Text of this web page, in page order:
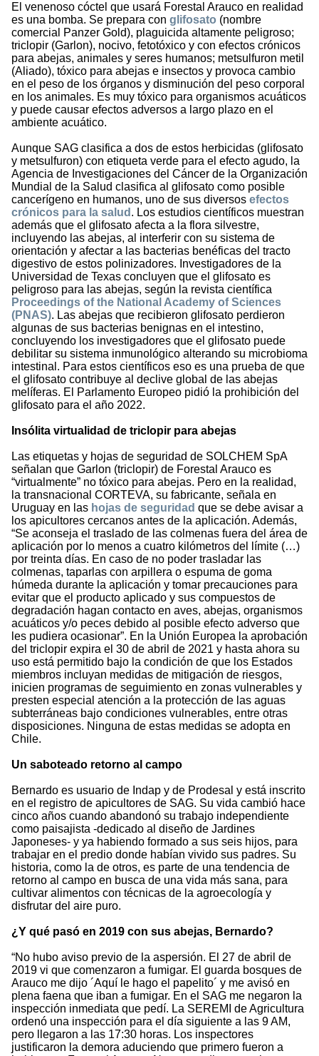
El venenoso cóctel que usará Forestal Arauco en realidad
es una bomba. Se prepara con glifosato (nombre
comercial Panzer Gold), plaguicida altamente peligroso;
triclopir (Garlon), nocivo, fetotóxico y con efectos crónicos
para abejas, animales y seres humanos; metsulfuron metil
(Aliado), tóxico para abejas e insectos y provoca cambio
en el peso de los órganos y disminución del peso corporal
en los animales. Es muy tóxico para organismos acuáticos
y puede causar efectos adversos a largo plazo en el
ambiente acuático.
Aunque SAG clasifica a dos de estos herbicidas (glifosato
y metsulfuron) con etiqueta verde para el efecto agudo, la
Agencia de Investigaciones del Cáncer de la Organización
Mundial de la Salud clasifica al glifosato como posible
cancerígeno en humanos, uno de sus diversos efectos
crónicos para la salud . Los estudios científicos muestran
además que el glifosato afecta a la flora silvestre,
incluyendo las abejas, al interferir con su sistema de
orientación y afectar a las bacterias benéficas del tracto
digestivo de estos polinizadores. Investigadores de la
Universidad de Texas concluyen que el glifosato es
peligroso para las abejas, según la revista científica
Proceedings of the National Academy of Sciences
(PNAS). Las abejas que recibieron glifosato perdieron
algunas de sus bacterias benignas en el intestino,
concluyendo los investigadores que el glifosato puede
debilitar su sistema inmunológico alterando su microbioma
intestinal. Para estos científicos eso es una prueba de que
el glifosato contribuye al declive global de las abejas
melíferas. El Parlamento Europeo pidió la prohibición del
glifosato para el año 2022.
Insólita virtualidad de triclopir para abejas
Las etiquetas y hojas de seguridad de SOLCHEM SpA
señalan que Garlon (triclopir) de Forestal Arauco es
“virtualmente” no tóxico para abejas. Pero en la realidad,
la transnacional CORTEVA, su fabricante, señala en
Uruguay en las hojas de seguridad que se debe avisar a
los apicultores cercanos antes de la aplicación. Además,
“Se aconseja el traslado de las colmenas fuera del área de
aplicación por lo menos a cuatro kilómetros del límite (…)
por treinta días. En caso de no poder trasladar las
colmenas, taparlas con arpillera o espuma de goma
húmeda durante la aplicación y tomar precauciones para
evitar que el producto aplicado y sus compuestos de
degradación hagan contacto en aves, abejas, organismos
acuáticos y/o peces debido al posible efecto adverso que
les pudiera ocasionar”. En la Unión Europea la aprobación
del triclopir expira el 30 de abril de 2021 y hasta ahora su
uso está permitido bajo la condición de que los Estados
miembros incluyan medidas de mitigación de riesgos,
inicien programas de seguimiento en zonas vulnerables y
presten especial atención a la protección de las aguas
subterráneas bajo condiciones vulnerables, entre otras
disposiciones. Ninguna de estas medidas se adopta en
Chile.
Un saboteado retorno al campo
Bernardo es usuario de Indap y de Prodesal y está inscrito
en el registro de apicultores de SAG. Su vida cambió hace
cinco años cuando abandonó su trabajo independiente
como paisajista -dedicado al diseño de Jardines
Japoneses- y ya habiendo formado a sus seis hijos, para
trabajar en el predio donde habían vivido sus padres. Su
historia, como la de otros, es parte de una tendencia de
retorno al campo en busca de una vida más sana, para
cultivar alimentos con técnicas de la agroecología y
disfrutar del aire puro.
¿Y qué pasó en 2019 con sus abejas, Bernardo?
“No hubo aviso previo de la aspersión. El 27 de abril de
2019 vi que comenzaron a fumigar. El guarda bosques de
Arauco me dijo ´Aquí le hago el papelito´ y me avisó en
plena faena que iban a fumigar. En el SAG me negaron la
inspección inmediata que pedí. La SEREMI de Agricultura
ordenó una inspección para el día siguiente a las 9 AM,
pero llegaron a las 17:30 horas. Los inspectores
justificaron la demora aduciendo que primero fueron a